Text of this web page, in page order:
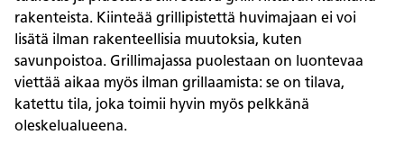
rakenteista. Kiinteää grillipistettä huvimajaan ei voi
lisätä ilman rakenteellisia muutoksia, kuten
savunpoistoa. Grillimajassa puolestaan on luontevaa
viettää aikaa myös ilman grillaamista: se on tilava,
katettu tila, joka toimii hyvin myös pelkkänä
oleskelualueena.